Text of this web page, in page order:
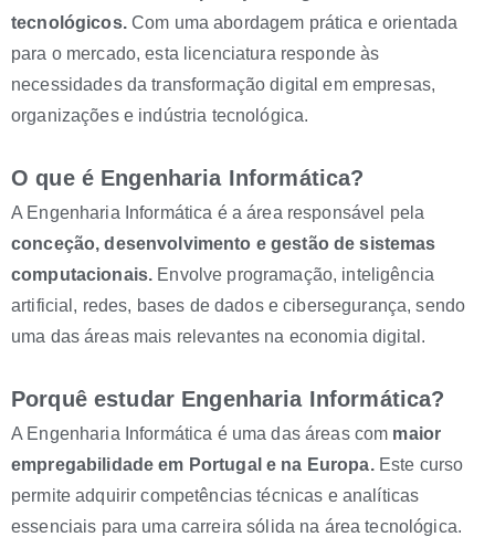
tecnológicos.Com uma abordagem prática e orientada
para o mercado, esta licenciatura responde às
necessidades da transformação digital em empresas,
organizações e indústria tecnológica.
O que é Engenharia Informática?
A Engenharia Informática é a área responsável pela
conceção, desenvolvimento e gestão de sistemas
computacionais. Envolve programação, inteligência
artificial, redes, bases de dados e cibersegurança, sendo
uma das áreas mais relevantes na economia digital.
Porquê estudar Engenharia Informática?
A Engenharia Informática é uma das áreas com maior
empregabilidade em Portugal e na Europa.Este curso
permite adquirir competências técnicas e analíticas
essenciais para uma carreira sólida na área tecnológica.